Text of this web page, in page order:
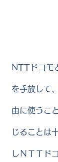
NTTドコモ
を手放して
由に使うこ
じることは
しＮＴＴド